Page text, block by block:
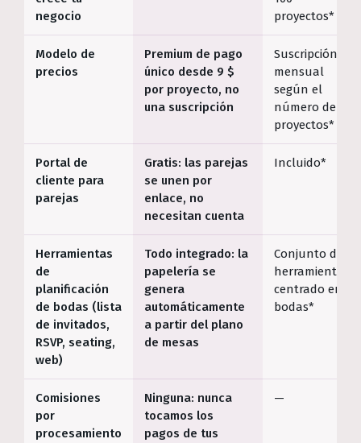
negocio
proyectos*
Modelo de
precios
Premium de pago
único desde 9 $
por proyecto, no
una suscripción
Suscripción
mensual
según el
número de
proyectos*
Portal de
cliente para
parejas
Gratis: las parejas
se unen por
enlace, no
necesitan cuenta
Incluido*
Herramientas
de
planificación
de bodas (lista
de invitados,
RSVP, seating,
web)
Todo integrado: la
papelería se
genera
automáticamente
a partir del plano
de mesas
Conjunto de
herramientas
centrado en
bodas*
Comisiones
por
procesamiento
Ninguna: nunca
tocamos los
pagos de tus
—